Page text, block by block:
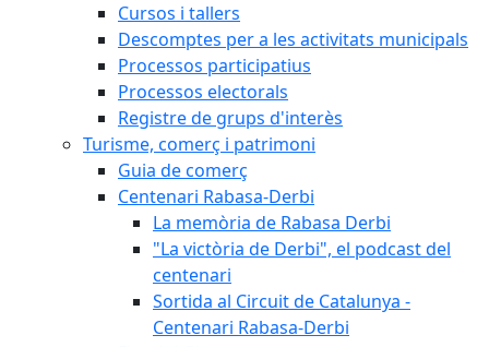
Cursos i tallers
Descomptes per a les activitats municipals
Processos participatius
Processos electorals
Registre de grups d'interès
Turisme, comerç i patrimoni
Guia de comerç
Centenari Rabasa-Derbi
La memòria de Rabasa Derbi
"La victòria de Derbi", el podcast del
centenari
Sortida al Circuit de Catalunya -
Centenari Rabasa-Derbi